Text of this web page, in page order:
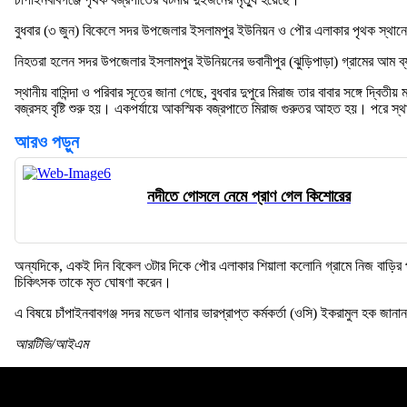
বুধবার (৩ জুন) বিকেলে সদর উপজেলার ইসলামপুর ইউনিয়ন ও পৌর এলাকার পৃথক
নিহতরা হলেন সদর উপজেলার ইসলামপুর ইউনিয়নের ভবানীপুর (ঝুড়িপাড়া) গ্রামের আম
স্থানীয় বাসিন্দা ও পরিবার সূত্রে জানা গেছে, বুধবার দুপুরে মিরাজ তার বাবার
বজ্রসহ বৃষ্টি শুরু হয়। একপর্যায়ে আকস্মিক বজ্রপাতে মিরাজ গুরুতর আহত হয়। পরে
আরও পড়ুন
নদীতে গোসলে নেমে প্রাণ গেল কিশোরের
অন্যদিকে, একই দিন বিকেল ৩টার দিকে পৌর এলাকার শিয়ালা কলোনি গ্রামে নিজ
চিকিৎসক তাকে মৃত ঘোষণা করেন।
এ বিষয়ে চাঁপাইনবাবগঞ্জ সদর মডেল থানার ভারপ্রাপ্ত কর্মকর্তা (ওসি) ইকরামুল হক
আরটিভি/আইএম